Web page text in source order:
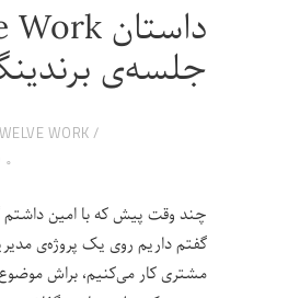
جلسه‌ی
WORK
۰
چند وقت پیش که با امین
گفتم داریم روی یک پروژه‌ی
مشتری کار می‌کنیم، براش